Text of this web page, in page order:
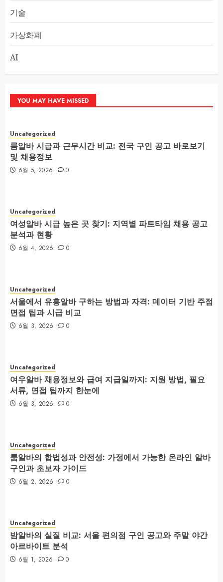
기술
가상화폐
AI
YOU MAY HAVE MISSED
Uncategorized
룸알바 시급과 근무시간 비교: 전국 구인 공고 바로보기
및 채용정보
6월 5, 2026 0
Uncategorized
여성알바 시급 높은 곳 찾기: 지역별 파트타임 채용 공고
분석과 현황
6월 4, 2026 0
Uncategorized
서울에서 유흥알바 구하는 방법과 자격: 데이터 기반 주점
면접 팁과 시급 비교
6월 3, 2026 0
Uncategorized
여우알바 채용정보와 급여 지급일까지: 지원 방법, 필요
서류, 면접 팁까지 한눈에
6월 3, 2026 0
Uncategorized
룸알바의 합법성과 안전성: 가정에서 가능한 온라인 알바
구인과 초보자 가이드
6월 2, 2026 0
Uncategorized
밤알바의 실질 비교: 서울 편의점 구인 공고와 주말 야간
아르바이트 분석
6월 1, 2026 0